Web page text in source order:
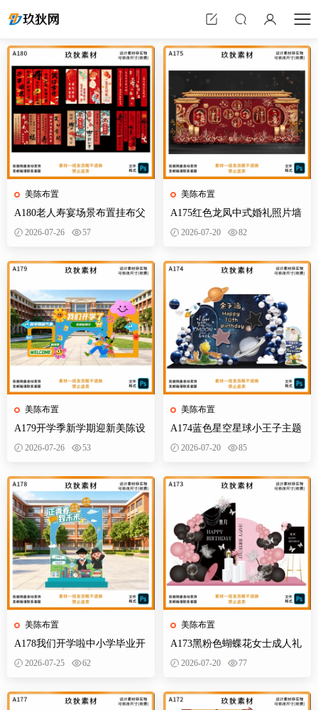
美陈布置
A180老人寿宴场景布置挂布父
母生日装饰寿星60岁帆布条酒
2026-07-26 57
美陈布置
A179开学季新学期迎新美陈设
计素材校园活动布置KT板背景
2026-07-26 53
美陈布置
A178我们开学啦中小学毕业开
学季拍照打卡美陈布置素材
2026-07-25 62
美陈布置
A175红色龙凤中式婚礼照片墙
婚庆迎宾区背景布置效果图KT
2026-07-20 82
美陈布置
A174蓝色星空星球小王子主题
宝宝宴百天十岁生日舞台设计
2026-07-20 85
美陈布置
A173黑粉色蝴蝶花女士成人礼
生日典礼庆典网红装饰布置PS
2026-07-20 77